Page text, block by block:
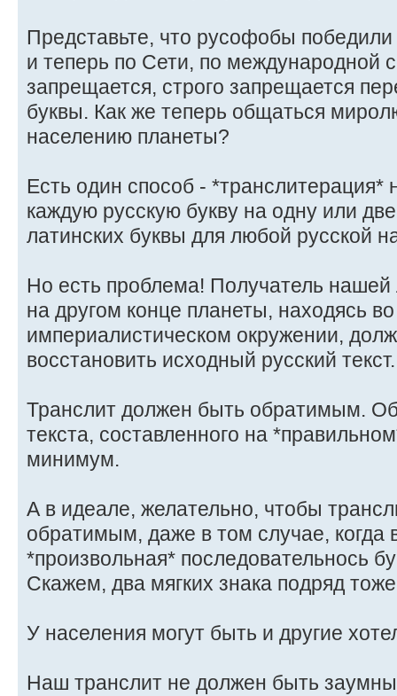
Представьте, что русофобы
и теперь по Сети, по международной
запрещается, строго запрещается
буквы. Как же теперь общаться
населению планеты?
Есть один способ -
каждую русскую букву на одну или
латинских буквы для любой русской
Но есть проблема! Получатель
на другом конце планеты, находясь
империалистическом окружении,
восстановить исходный русский текст.
Транслит должен быть обратимым.
текста, составленного на
минимум.
А в идеале, желательно, чтобы
обратимым, даже в том случае, когда
*произвольная* последовательнось
Скажем, два мягких знака подряд
У населения могут быть и другие
Наш транслит не должен быть